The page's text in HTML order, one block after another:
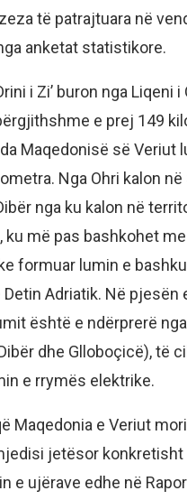
të patrajtuara në
anketat statistikore.
i Zi’ buron nga Liqeni i
e prej 149
Maqedonisë së Veriut
Nga Ohri kalon
nga ku kalon në
ku më pas bashkohet me
formuar lumin e
Adriatik. Në pjesën
është e ndërprerë
dhe Glloboçicë), të
e rrymës elektrike.
Maqedonia e Veriut
jetësor konkretisht
e ujërave edhe në